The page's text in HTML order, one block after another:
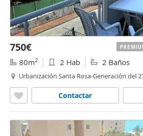
750€
80m2 2 Hab 2 Baños
Urbanización Santa Rosa-Generación del
Contactar